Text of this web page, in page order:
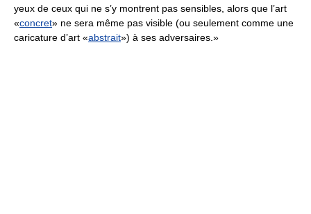
yeux de ceux qui ne s’y montrent pas sensibles, alors que l’art
«concret» ne sera même pas visible (ou seulement comme une
caricature d’art «abstrait») à ses adversaires.»